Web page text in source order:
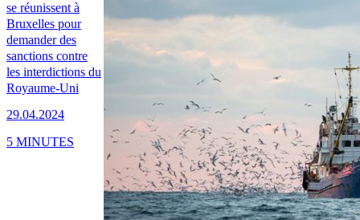
se réunissent à
Bruxelles pour
demander des
sanctions contre
les interdictions du
Royaume-Uni
29.04.2024
5 MINUTES